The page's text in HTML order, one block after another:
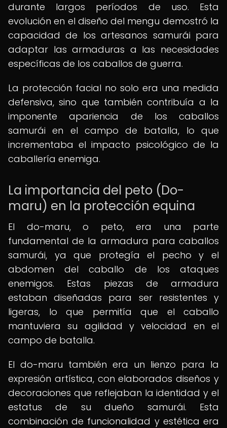
durante largos períodos de uso. Esta
evolución en el diseño del mengu demostró la
capacidad de los artesanos samurái para
adaptar las armaduras a las necesidades
específicas de los caballos de guerra.
La protección facial no solo era una medida
defensiva, sino que también contribuía a la
imponente apariencia de los caballos
samurái en el campo de batalla, lo que
incrementaba el impacto psicológico de la
caballería enemiga.
La importancia del peto (Do-
maru) en la protección equina
El do-maru, o peto, era una parte
fundamental de la armadura para caballos
samurái, ya que protegía el pecho y el
abdomen del caballo de los ataques
enemigos. Estas piezas de armadura
estaban diseñadas para ser resistentes y
ligeras, lo que permitía que el caballo
mantuviera su agilidad y velocidad en el
campo de batalla.
El do-maru también era un lienzo para la
expresión artística, con elaborados diseños y
decoraciones que reflejaban la identidad y el
estatus de su dueño samurái. Esta
combinación de funcionalidad y estética era